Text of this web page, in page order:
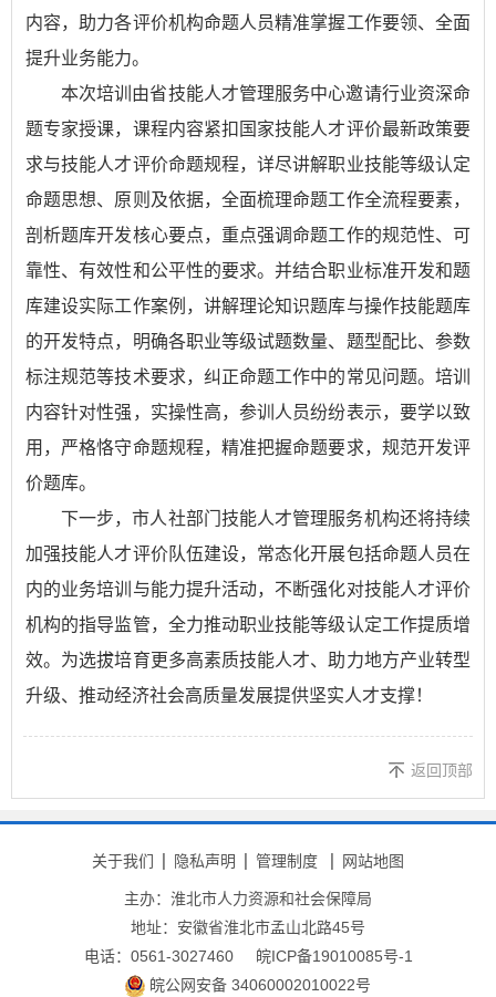
内容，助力各评价机构命题人员精准掌握工作要领、全面
提升业务能力。
本次培训由省技能人才管理服务中心邀请行业资深命
题专家授课，课程内容紧扣国家技能人才评价最新政策要
求与技能人才评价命题规程，详尽讲解职业技能等级认定
命题思想、原则及依据，全面梳理命题工作全流程要素，
剖析题库开发核心要点，重点强调命题工作的规范性、可
靠性、有效性和公平性的要求。并结合职业标准开发和题
库建设实际工作案例，讲解理论知识题库与操作技能题库
的开发特点，明确各职业等级试题数量、题型配比、参数
标注规范等技术要求，纠正命题工作中的常见问题。培训
内容针对性强，实操性高，参训人员纷纷表示，要学以致
用，严格恪守命题规程，精准把握命题要求，规范开发评
价题库。
下一步，市人社部门技能人才管理服务机构还将持续
加强技能人才评价队伍建设，常态化开展包括命题人员在
内的业务培训与能力提升活动，不断强化对技能人才评价
机构的指导监管，全力推动职业技能等级认定工作提质增
效。为选拔培育更多高素质技能人才、助力地方产业转型
升级、推动经济社会高质量发展提供坚实人才支撑！
返回顶部
关于我们 隐私声明 管理制度 网站地图
主办：淮北市人力资源和社会保障局
地址：安徽省淮北市孟山北路45号
电话：0561-3027460
皖ICP备19010085号-1
皖公网安备 34060002010022号